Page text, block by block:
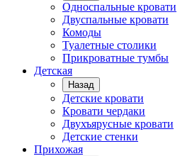
Односпальные кровати
Двуспальные кровати
Комоды
Туалетные столики
Прикроватные тумбы
Детская
Назад
Детские кровати
Кровати чердаки
Двухъярусные кровати
Детские стенки
Прихожая